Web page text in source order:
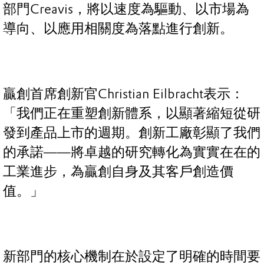
部門Creavis，將以速度為驅動、以市場為
導向、以應用相關度為落點進行創新。
贏創首席創新官Christian Eilbracht表示：
「我們正在重塑創新體系，以顯著縮短從研
發到產品上市的週期。創新工廠彰顯了我們
的承諾——將卓越的研究轉化為實實在在的
工業進步，為贏創自身及其客戶創造價
值。」
新部門的核心機制在於設定了明確的時間要